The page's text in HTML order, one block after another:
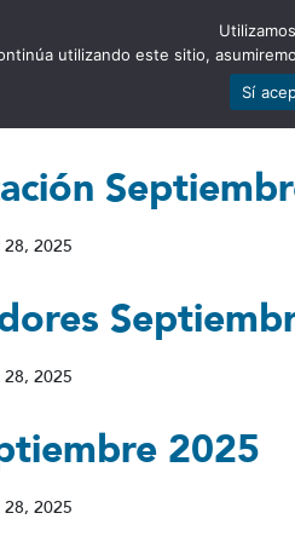
herramientas
2025
2025
2025
2025
utilizando este sitio,
Sí